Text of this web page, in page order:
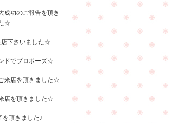
成功のご報告を頂き
☆
店下さいました☆
ドでプロポーズ☆
来店を頂きました☆
店を頂きました☆
を頂きました♪